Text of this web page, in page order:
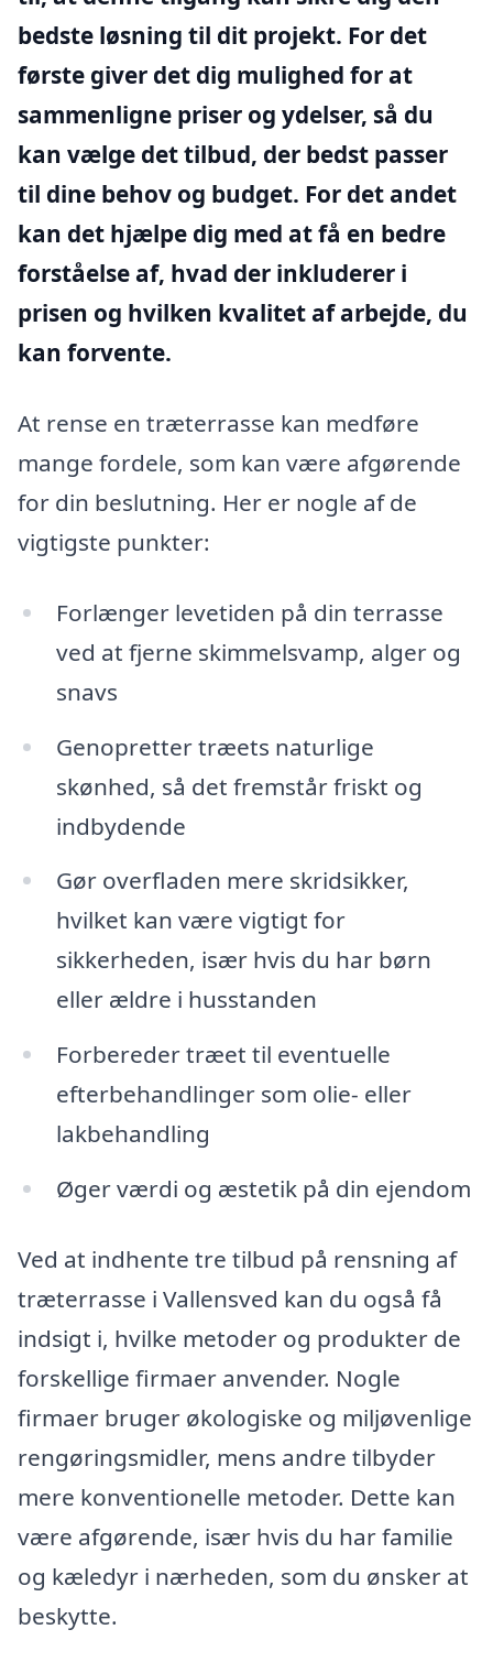
bedste løsning til dit projekt. For det
første giver det dig mulighed for at
sammenligne priser og ydelser, så du
kan vælge det tilbud, der bedst passer
til dine behov og budget. For det andet
kan det hjælpe dig med at få en bedre
forståelse af, hvad der inkluderer i
prisen og hvilken kvalitet af arbejde, du
kan forvente.
At rense en træterrasse kan medføre
mange fordele, som kan være afgørende
for din beslutning. Her er nogle af de
vigtigste punkter:
Forlænger levetiden på din terrasse
ved at fjerne skimmelsvamp, alger og
snavs
Genopretter træets naturlige
skønhed, så det fremstår friskt og
indbydende
Gør overfladen mere skridsikker,
hvilket kan være vigtigt for
sikkerheden, især hvis du har børn
eller ældre i husstanden
Forbereder træet til eventuelle
efterbehandlinger som olie- eller
lakbehandling
Øger værdi og æstetik på din ejendom
Ved at indhente tre tilbud på rensning af
træterrasse i Vallensved kan du også få
indsigt i, hvilke metoder og produkter de
forskellige firmaer anvender. Nogle
firmaer bruger økologiske og miljøvenlige
rengøringsmidler, mens andre tilbyder
mere konventionelle metoder. Dette kan
være afgørende, især hvis du har familie
og kæledyr i nærheden, som du ønsker at
beskytte.